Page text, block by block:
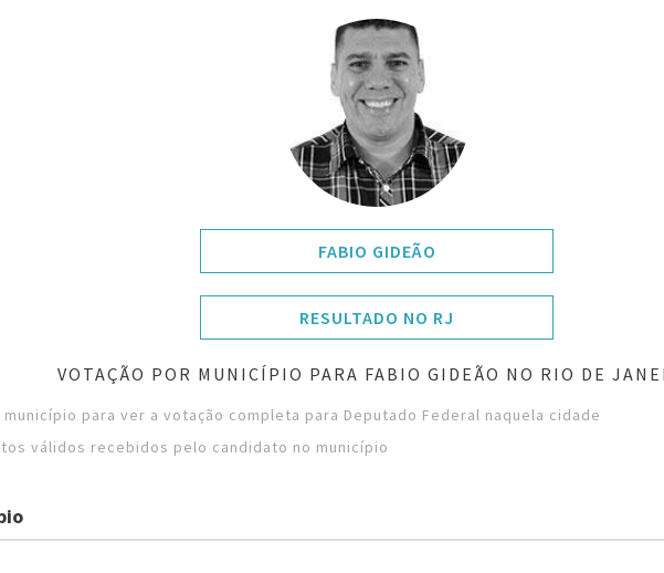
FABIO GIDEÃO
RESULTADO NO RJ
VOTAÇÃO POR MUNICÍPIO PARA FABIO GIDEÃO NO RIO DE
município para ver a votação completa para Deputado Federal naquela cidade
válidos recebidos pelo candidato no município